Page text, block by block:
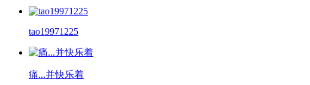
tao19971225
痛...并快乐着